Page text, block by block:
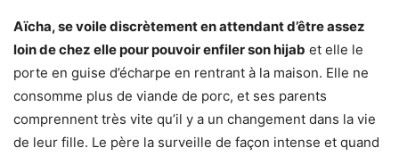
Aïcha, se voile discrètement en attendant d’être assez
loin de chez elle pour pouvoir enfiler son hijab et elle le
porte en guise d’écharpe en rentrant à la maison. Elle ne
consomme plus de viande de porc, et ses parents
comprennent très vite qu’il y a un changement dans la vie
de leur fille. Le père la surveille de façon intense et quand